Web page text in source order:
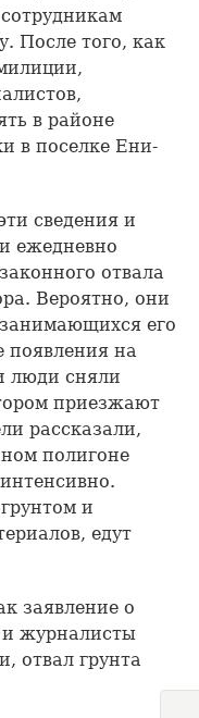
После того, как
в районе
в поселке Ени-
сведения и
ежедневно
отвала
Вероятно, они
его
появления на
люди сняли
приезжают
рассказали,
полигоне
и
едут
заявление о
журналисты
отвал грунта